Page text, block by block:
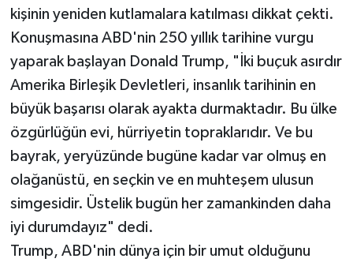
kişinin yeniden kutlamalara katılması dikkat çekti.
Konuşmasına ABD'nin 250 yıllık tarihine vurgu
yaparak başlayan Donald Trump, "İki buçuk asırdır
Amerika Birleşik Devletleri, insanlık tarihinin en
büyük başarısı olarak ayakta durmaktadır. Bu ülke
özgürlüğün evi, hürriyetin topraklarıdır. Ve bu
bayrak, yeryüzünde bugüne kadar var olmuş en
olağanüstü, en seçkin ve en muhteşem ulusun
simgesidir. Üstelik bugün her zamankinden daha
iyi durumdayız" dedi.
Trump, ABD'nin dünya için bir umut olduğunu